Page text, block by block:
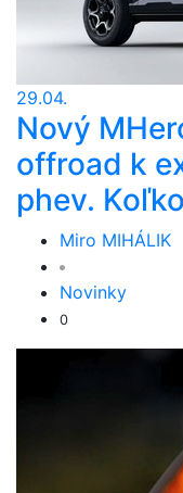
29.04.
Nový
offroad k
phev.
Miro MIHÁLIK
Novinky
0